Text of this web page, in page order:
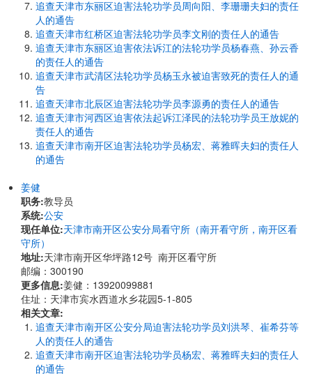
追查天津市东丽区迫害法轮功学员周向阳、李珊珊夫妇的责任
人的通告
追查天津市红桥区迫害法轮功学员李文刚的责任人的通告
追查天津市东丽区迫害依法诉江的法轮功学员杨春燕、孙云香
的责任人的通告
追查天津市武清区法轮功学员杨玉永被迫害致死的责任人的通
告
追查天津市北辰区迫害法轮功学员李源勇的责任人的通告
追查天津市河西区迫害依法起诉江泽民的法轮功学员王放妮的
责任人的通告
追查天津市南开区迫害法轮功学员杨宏、蒋雅晖夫妇的责任人
的通告
姜健
职务:教导员
系统:公安
现任单位:天津市南开区公安分局看守所（南开看守所，南开区看
守所）
地址:天津市南开区华坪路12号 南开区看守所
邮编：300190
更多信息:姜健：13920099881
住址：天津市宾水西道水乡花园5-1-805
相关文章:
追查天津市南开区公安分局迫害法轮功学员刘洪琴、崔希芬等
人的责任人的通告
追查天津市南开区迫害法轮功学员杨宏、蒋雅晖夫妇的责任人
的通告